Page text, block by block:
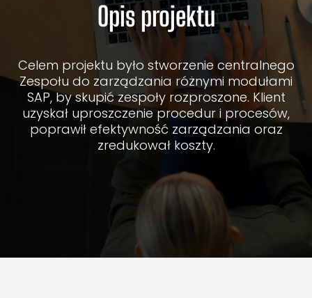
Opis projektu
Celem projektu było stworzenie centralnego
Zespołu do zarządzania różnymi modułami
SAP, by skupić zespoły rozproszone. Klient
uzyskał uproszczenie procedur i procesów,
poprawił efektywność zarządzania oraz
zredukował koszty.